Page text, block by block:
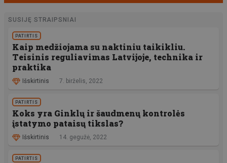
SUSIJĘ STRAIPSNIAI
PATIRTIS
Kaip medžiojama su naktiniu taikikliu.
Teisinis reguliavimas Latvijoje, technika ir
praktika
Išskirtinis 7. birželis, 2022
PATIRTIS
Koks yra Ginklų ir šaudmenų kontrolės
įstatymo pataisų tikslas?
Išskirtinis 14. gegužė, 2022
PATIRTIS